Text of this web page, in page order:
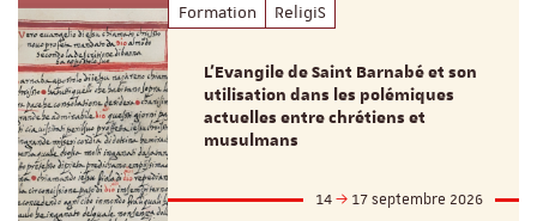
Formation ReligiS
L’Evangile de Saint Barnabé et son
utilisation dans les polémiques
actuelles entre chrétiens et
musulmans
14
17 septembre 2026